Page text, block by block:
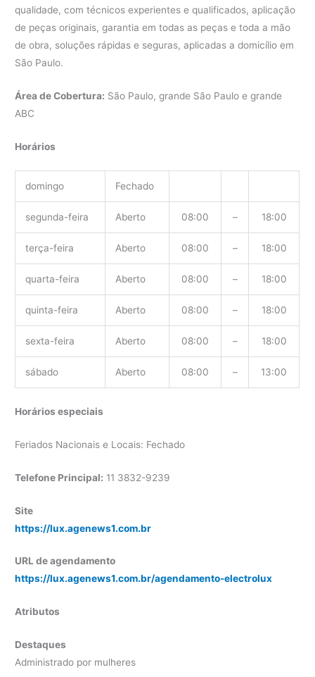
qualidade, com técnicos experientes e qualificados, aplicação
de peças originais, garantia em todas as peças e toda a mão
de obra, soluções rápidas e seguras, aplicadas a domicílio em
São Paulo.
Área de Cobertura: São Paulo, grande São Paulo e grande
ABC
Horários
domingo Fechado
segunda-feira Aberto 08:00 – 18:00
terça-feira Aberto 08:00 – 18:00
quarta-feira Aberto 08:00 – 18:00
quinta-feira Aberto 08:00 – 18:00
sexta-feira Aberto 08:00 – 18:00
sábado Aberto 08:00 – 13:00
Horários especiais
Feriados Nacionais e Locais: Fechado
Telefone Principal: 11 3832-9239
Site
https://lux.agenews1.com.br
URL de agendamento
https://lux.agenews1.com.br/agendamento-electrolux
Atributos
Destaques
Administrado por mulheres